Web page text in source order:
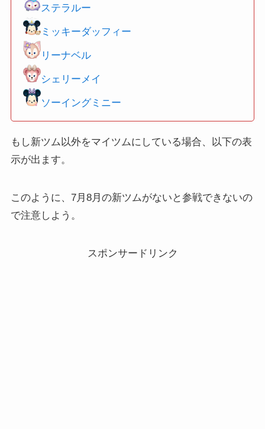
ステラルー
ミッキーダッフィー
リーナベル
シェリーメイ
ソーイングミニー
もし新ツム以外をマイツムにしている場合、以下の表
示が出ます。
このように、7月8月の新ツムがないと参戦できないの
で注意しよう。
スポンサードリンク